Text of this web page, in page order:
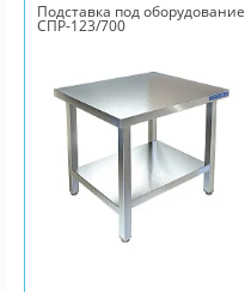
Подставка под оборудование
СПР-123/700